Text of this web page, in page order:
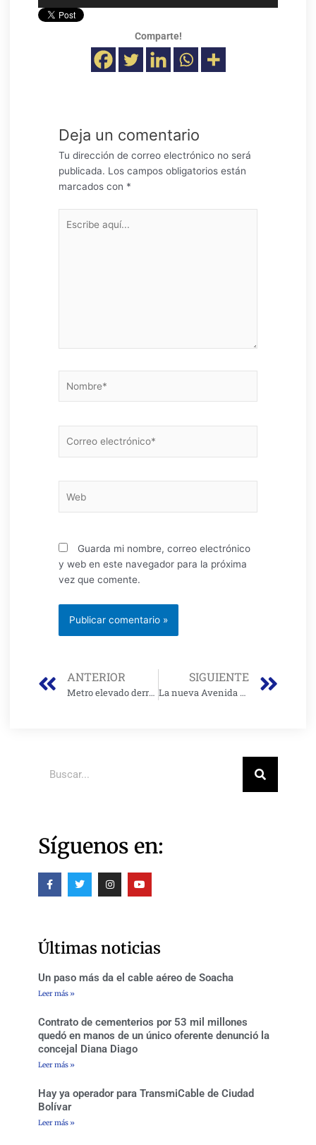
audio
Comparte!
Deja un comentario
Tu dirección de correo electrónico no será
publicada. Los campos obligatorios están
marcados con *
aquí...
electrónico*
Guarda mi nombre, correo electrónico
y web en este navegador para la próxima
vez que comente.
Prev
ANTERIOR
Metro elevado derrumba acción popular y Peñalosa se alista para dialogo con Duque
SIGUIENTE
La nueva Avenida Bosa y la extensión de la Avenida Ciudad de Cali
Síguenos en:
F
a
c
k
-
T
w
i
I
n
s
a
m
Y
o
u
Últimas noticias
Un paso más da el cable aéreo de Soacha
Leer más »
Contrato de cementerios por 53 mil millones
quedó en manos de un único oferente denunció la
concejal Diana Diago
Leer más »
Hay ya operador para TransmiCable de Ciudad
Bolívar
Leer más »